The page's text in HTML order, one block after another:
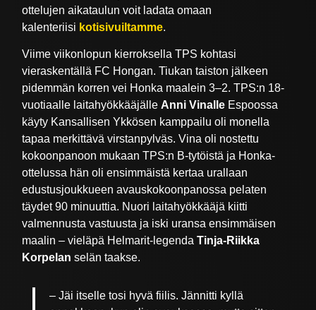
ottelujen aikataulun voit ladata omaan
kalenteriisi kotisivuiltamme.
Viime viikonlopun kierroksella TPS kohtasi
vieraskentällä FC Hongan. Tiukan taiston jälkeen
pidemmän korren vei Honka maalein 3–2. TPS:n 18-
vuotiaalle laitahyökkääjälle Anni Vinalle Espoossa
käyty Kansallisen Ykkösen kamppailu oli monella
tapaa merkittävä virstanpylväs. Vina oli nostettu
kokoonpanoon mukaan TPS:n B-tytöistä ja Honka-
ottelussa hän oli ensimmäistä kertaa urallaan
edustusjoukkueen avauskokoonpanossa pelaten
täydet 90 minuuttia. Nuori laitahyökkääjä kiitti
valmennusta vastuusta ja iski uransa ensimmäisen
maalin – vieläpä Helmarit-legendaTinja-Riikka
Korpelanselän taakse.
– Jäi itselle tosi hyvä fiilis. Jännitti kyllä